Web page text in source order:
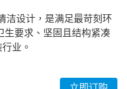
洁设计，是满足最苛刻环
要求、坚固且结构紧凑
业。